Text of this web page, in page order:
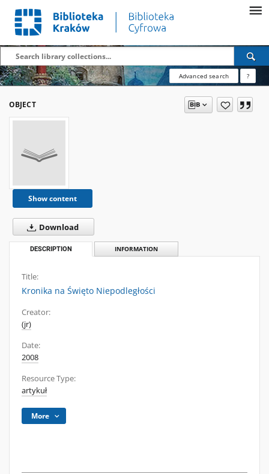
Advanced search ?
OBJECT
Show content
Download
DESCRIPTION INFORMATION
Title:
Kronika na Święto Niepodległości
Creator:
(jr)
Date:
2008
Resource Type:
artykuł
More